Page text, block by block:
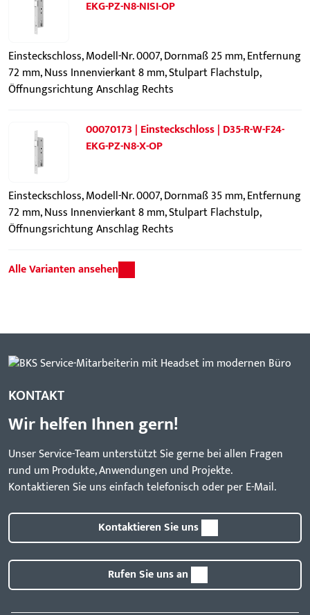
EKG-PZ-N8-NISI-OP
Einsteckschloss, Modell-Nr. 0007, Dornmaß 25 mm, Entfernung
72 mm, Nuss Innenvierkant 8 mm, Stulpart Flachstulp,
Öffnungsrichtung Anschlag Rechts
00070173 | Einsteckschloss | D35-R-W-F24-
EKG-PZ-N8-X-OP
Einsteckschloss, Modell-Nr. 0007, Dornmaß 35 mm, Entfernung
72 mm, Nuss Innenvierkant 8 mm, Stulpart Flachstulp,
Öffnungsrichtung Anschlag Rechts
Alle Varianten ansehen
KONTAKT
Wir helfen Ihnen gern!
Unser Service-Team unterstützt Sie gerne bei allen Fragen
rund um Produkte, Anwendungen und Projekte.
Kontaktieren Sie uns einfach telefonisch oder per E-Mail.
Kontaktieren Sie uns
Rufen Sie uns an